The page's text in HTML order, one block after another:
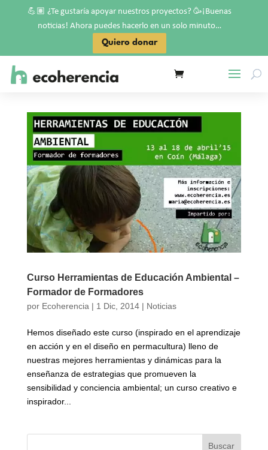
Curso Herramientas de Educación Ambiental –
Formador de Formadores
Hemos diseñado este curso (inspirado en el aprendizaje
en acción y en el diseño en permacultura) lleno de
nuestras mejores herramientas y dinámicas para la
enseñanza de estrategias que promueven la
sensibilidad y conciencia ambiental; un curso creativo e
💪🏽 ¿Te gustaría apoyar nuestros proyectos? 🥳¡Buenas
noticias! Ahora puedes hacerlo en un solo minuto…
Quiero donar